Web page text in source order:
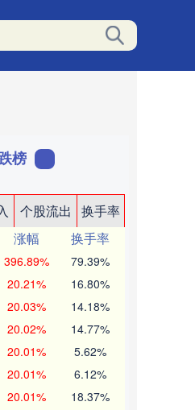
榜
个股流出
换手率
涨幅
换手率
396.89% 79.39%
20.21% 16.80%
20.03% 14.18%
20.02% 14.77%
20.01% 5.62%
20.01% 6.12%
20.01% 18.37%